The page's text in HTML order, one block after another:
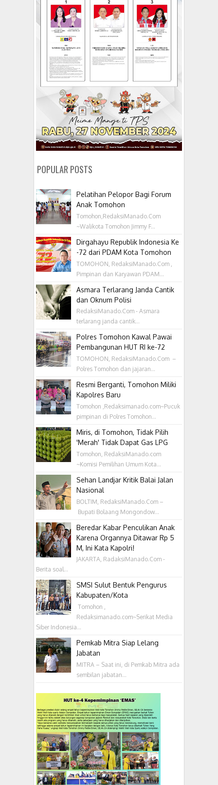
POPULAR POSTS
Pelatihan Pelopor Bagi Forum
Anak Tomohon
Tomohon,RedaksiManado.Com
~Walikota Tomohon Jimmy F...
Dirgahayu Republik Indonesia Ke
-72 dari PDAM Kota Tomohon
TOMOHON, RedaksiManado.Com ,
Pimpinan dan Karyawan PDAM...
Asmara Terlarang Janda Cantik
dan Oknum Polisi
RedaksiManado.Com - Asmara
terlarang janda cantik...
Polres Tomohon Kawal Pawai
Pembangunan HUT RI ke-72
TOMOHON, RedaksiManado.Com –
Polres Tomohon dan jajaran...
Resmi Berganti, Tomohon Miliki
Kapolres Baru
Tomohon ,Redaksimanado.com~Pucuk
pimpinan di Polres Tomohon...
Miris, di Tomohon, Tidak Pilih
'Merah' Tidak Dapat Gas LPG
Tomohon, RedaksiManado.com
~Komisi Pemilihan Umum Kota...
Sehan Landjar Kritik Balai Jalan
Nasional
BOLTIM, RedaksiManado.Com –
Bupati Bolaang Mongondow...
Beredar Kabar Penculikan Anak
Karena Organnya Ditawar Rp 5
M, Ini Kata Kapolri!
JAKARTA, RadaksiManado.Com -
Berita soal...
SMSI Sulut Bentuk Pengurus
Kabupaten/Kota
‎ Tomohon ,
Redaksimanado.com~Serikat Media
Siber Indonesia...
Pemkab Mitra Siap Lelang
Jabatan
MITRA – Saat ini, di Pemkab Mitra ada
sembilan jabatan...